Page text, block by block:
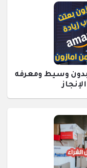
وسيط ومعرفه